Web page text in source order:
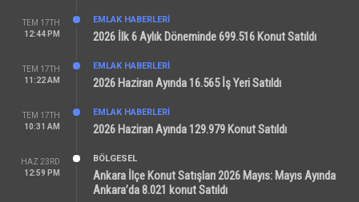
TEM 17TH
12:44 PM
EMLAK HABERLERI
2026 İlk 6 Aylık Döneminde 699.516 Konut Satıldı
TEM 17TH
11:22 AM
EMLAK HABERLERI
2026 Haziran Ayında 16.565 İş Yeri Satıldı
TEM 17TH
10:31 AM
EMLAK HABERLERI
2026 Haziran Ayında 129.979 Konut Satıldı
HAZ 23RD
12:59 PM
BÖLGESEL
Ankara İlçe Konut Satışları 2026 Mayıs: Mayıs Ayında
Ankara’da 8.021 konut Satıldı